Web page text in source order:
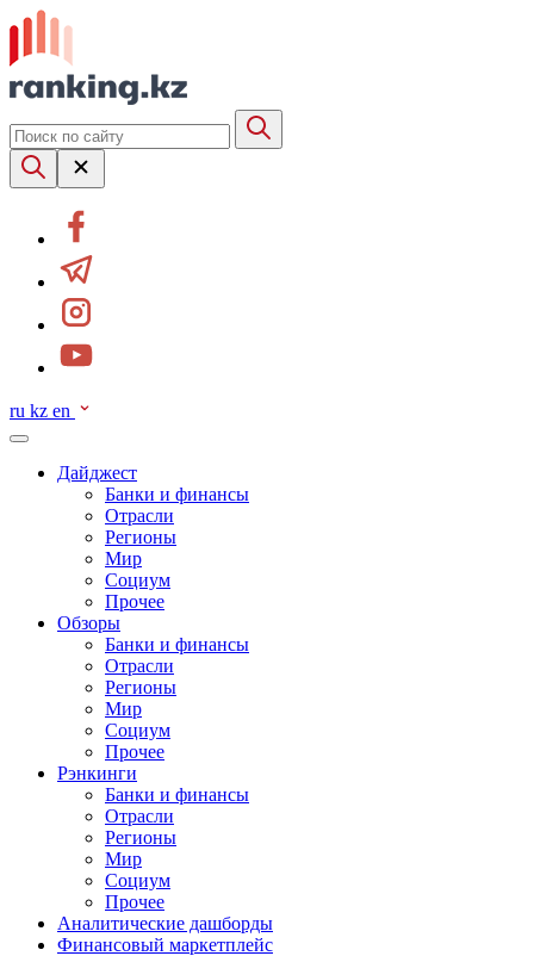
ru kz en
Дайджест
Банки и финансы
Отрасли
Регионы
Мир
Социум
Прочее
Обзоры
Банки и финансы
Отрасли
Регионы
Мир
Социум
Прочее
Рэнкинги
Банки и финансы
Отрасли
Регионы
Мир
Социум
Прочее
Аналитические дашборды
Финансовый маркетплейс